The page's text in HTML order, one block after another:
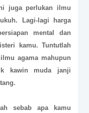
juga perlukan ilmu
Lagi-lagi harga
mental dan
kamu. Tuntutlah
agama mahupun
kawin muda janji
sebab apa kamu